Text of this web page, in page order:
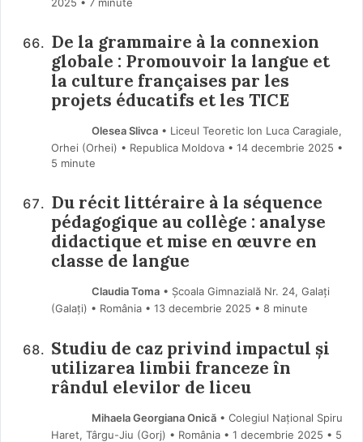
De la grammaire à la connexion
globale : Promouvoir la langue et
la culture françaises par les
projets éducatifs et les TICE
Olesea Slivca• Liceul Teoretic Ion Luca Caragiale,
Orhei (Orhei) • Republica Moldova
14 decembrie 2025 •
5 minute
Du récit littéraire à la séquence
pédagogique au collège : analyse
didactique et mise en œuvre en
classe de langue
Claudia Toma• Școala Gimnazială Nr. 24, Galați
(Galaţi) • România
13 decembrie 2025 • 8 minute
Studiu de caz privind impactul și
utilizarea limbii franceze în
rândul elevilor de liceu
Mihaela Georgiana Onică• Colegiul Național Spiru
Haret, Târgu-Jiu (Gorj) • România
1 decembrie 2025 • 5